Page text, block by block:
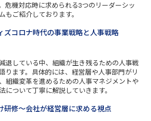
危機対応時に求められる3つのリーダーシッ
もご紹介しております。
ズコロナ時代の事業戦略と人事戦略
退している中、組織が生き残るための人事戦
ります。具体的には、経営層や人事部門がリ
組織変革を進めるための人事マネジメントや
について丁寧に解説していきます。
研修～会社が経営層に求める視点